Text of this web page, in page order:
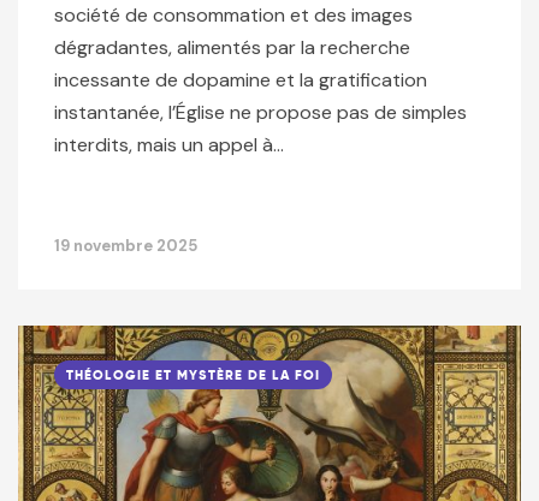
société de consommation et des images
dégradantes, alimentés par la recherche
incessante de dopamine et la gratification
instantanée, l’Église ne propose pas de simples
interdits, mais un appel à…
19 novembre 2025
THÉOLOGIE ET MYSTÈRE DE LA FOI